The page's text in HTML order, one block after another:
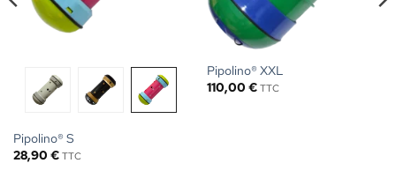
Pipolino® S
28,90 € TTC
Pipolino® XXL
110,00 € TTC